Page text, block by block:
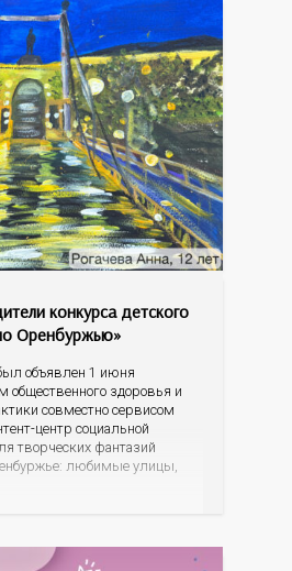
конкурса детского
Оренбуржью»
объявлен 1 июня
общественного здоровья и
совместно сервисом
центр социальной
творческих фантазий
любимые улицы,